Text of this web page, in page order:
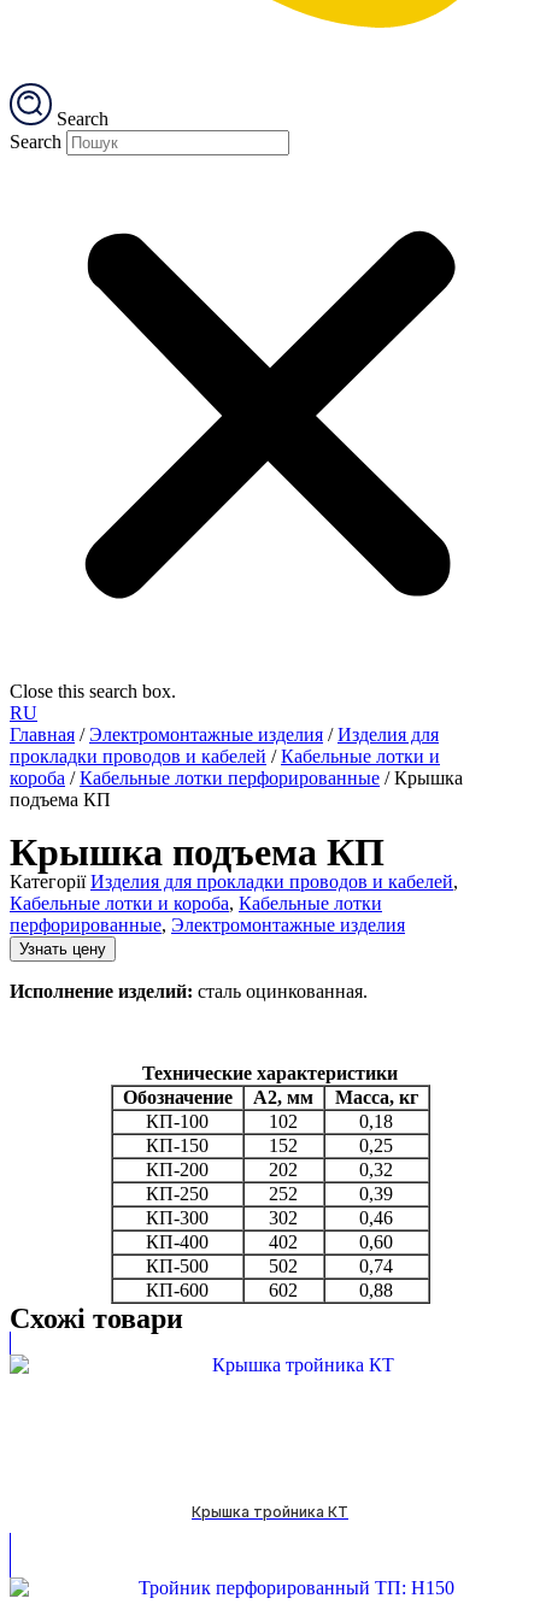
Search
Search
Close this search box.
RU
Главная /Электромонтажные изделия /Изделия для
прокладки проводов и кабелей /Кабельные лотки и
короба /Кабельные лотки перфорированные / Крышка
подъема КП
Крышка подъема КП
Категорії Изделия для прокладки проводов и кабелей,
Кабельные лотки и короба, Кабельные лотки
перфорированные, Электромонтажные изделия
Узнать цену
Исполнение изделий: сталь оцинкованная.
Технические характеристики
Обозначение
A2, мм
Масса, кг
КП-100
102
0,18
КП-150
152
0,25
КП-200
202
0,32
КП-250
252
0,39
КП-300
302
0,46
КП-400
402
0,60
КП-500
502
0,74
КП-600
602 0,88
Схожі товари
Крышка тройника КТ